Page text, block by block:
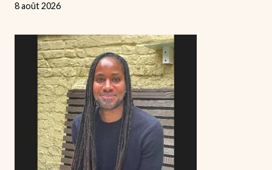
8 août 2026